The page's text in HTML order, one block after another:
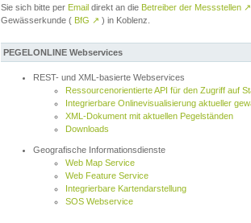
Sie sich bitte per Email direkt an die Betreiber der Messstellen ↗
Gewässerkunde ( BfG ↗ ) in Koblenz.
PEGELONLINE Webservices
REST- und XML-basierte Webservices
Ressourcenorientierte API für den Zugriff auf
Integrierbare Onlinevisualisierung aktueller
XML-Dokument mit aktuellen Pegelständen
Downloads
Geografische Informationsdienste
Web Map Service
Web Feature Service
Integrierbare Kartendarstellung
SOS Webservice